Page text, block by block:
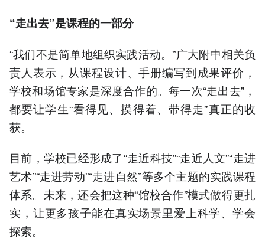
“走出去”是课程的一部分
“我们不是简单地组织实践活动。”广大附中相关负
责人表示，从课程设计、手册编写到成果评价，
学校和场馆专家是深度合作的。每一次“走出去”，
都要让学生“看得见、摸得着、带得走”真正的收
获。
目前，学校已经形成了“走近科技”“走近人文”“走进
艺术”“走进劳动”“走进自然”等多个主题的实践课程
体系。未来，还会把这种“馆校合作”模式做得更扎
实，让更多孩子能在真实场景里爱上科学、学会
探索。